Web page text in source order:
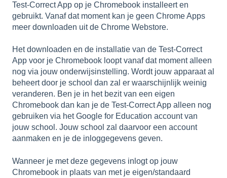
Test-Correct App op je Chromebook installeert en
gebruikt. Vanaf dat moment kan je geen Chrome Apps
meer downloaden uit de Chrome Webstore.
Het downloaden en de installatie van de Test-Correct
App voor je Chromebook loopt vanaf dat moment alleen
nog via jouw onderwijsinstelling. Wordt jouw apparaat al
beheert door je school dan zal er waarschijnlijk weinig
veranderen. Ben je in het bezit van een eigen
Chromebook dan kan je de Test-Correct App alleen nog
gebruiken via het Google for Education account van
jouw school. Jouw school zal daarvoor een account
aanmaken en je de inloggegevens geven.
Wanneer je met deze gegevens inlogt op jouw
Chromebook in plaats van met je eigen/standaard